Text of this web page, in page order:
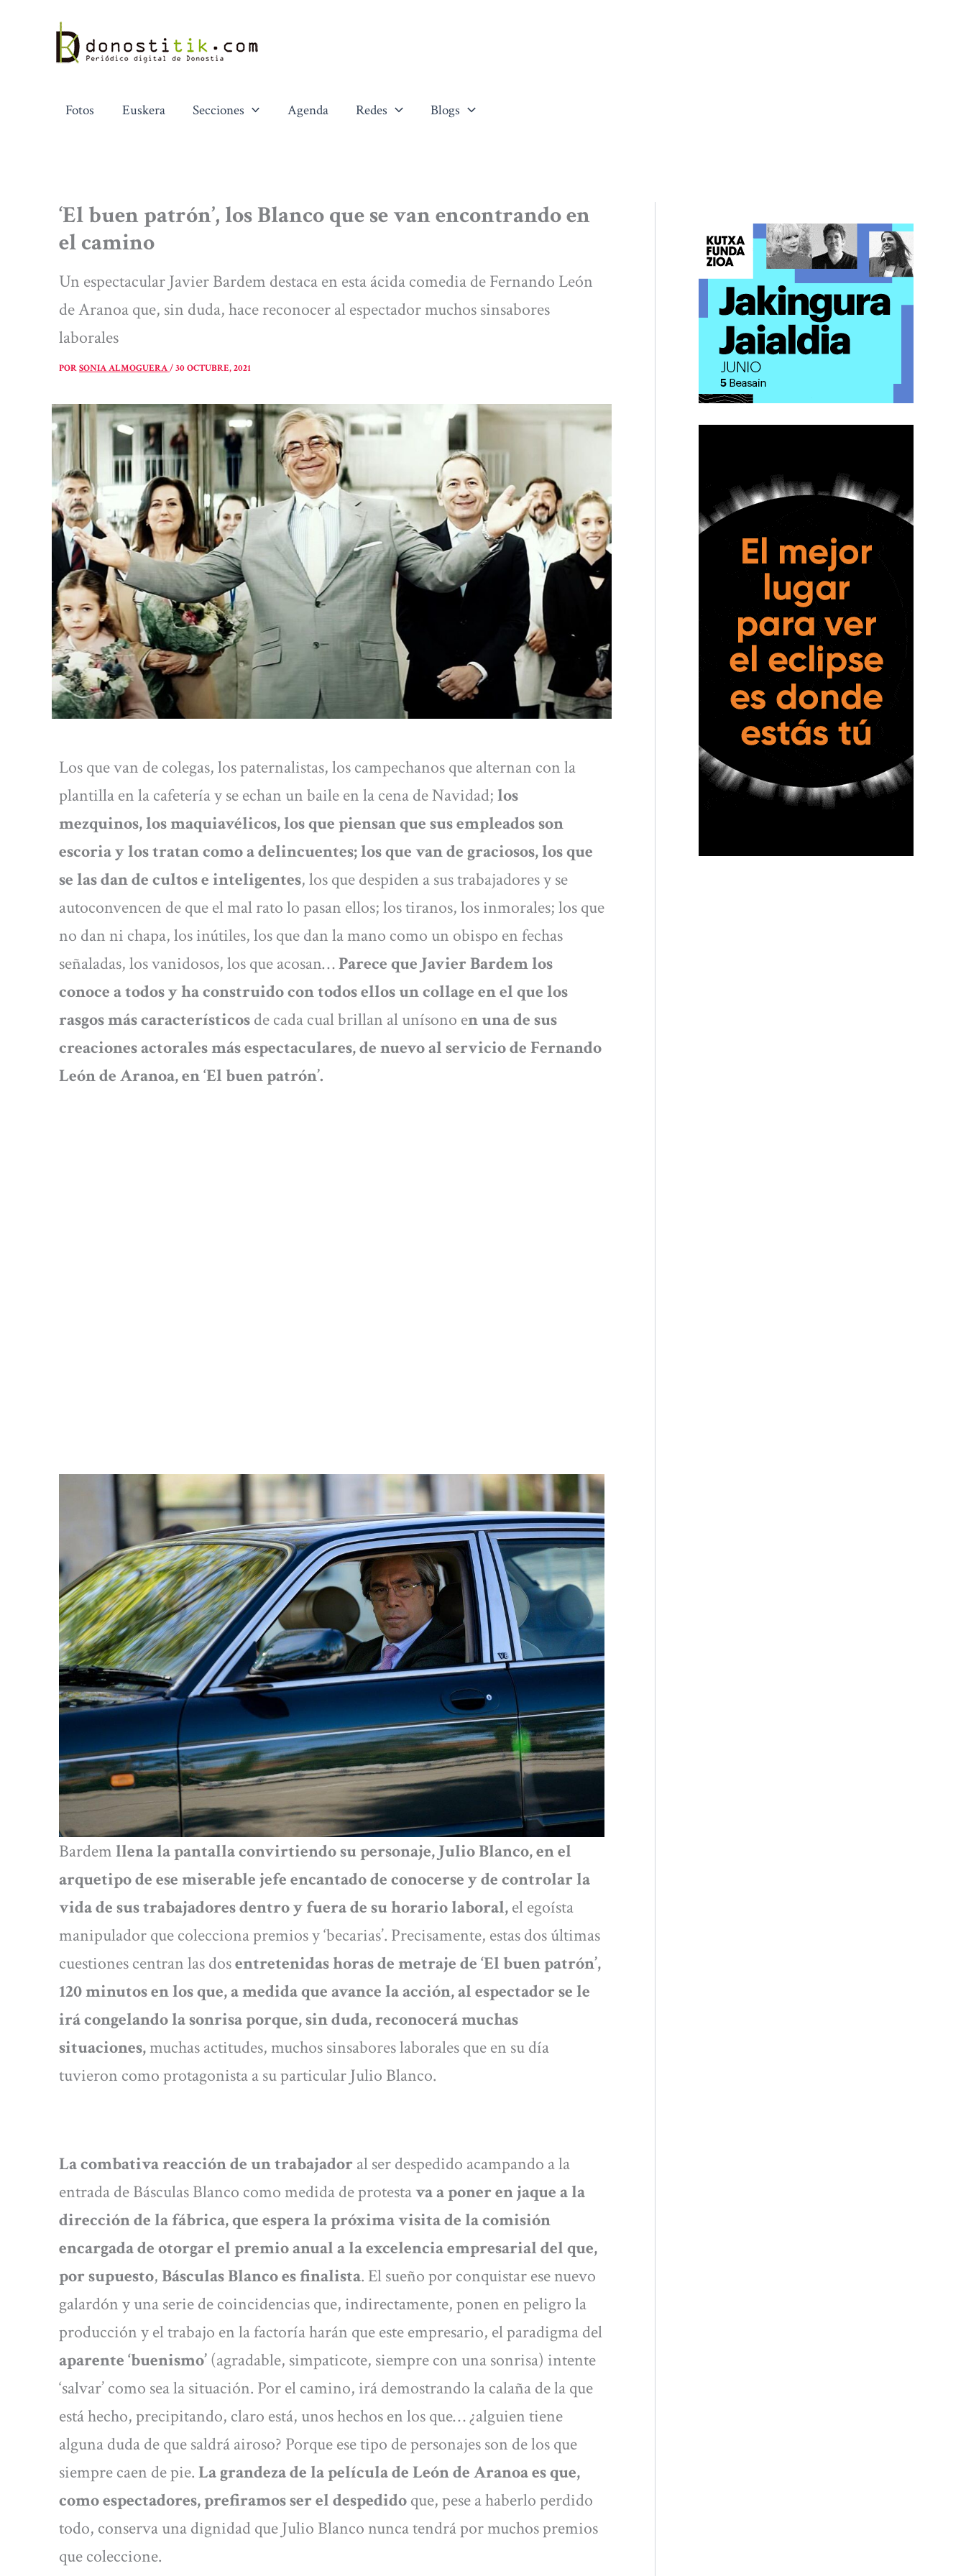
contenido
Fotos Euskera Secciones Agenda Redes Blogs
‘El buen patrón’, los Blanco que se van encontrando en
el camino
Un espectacular Javier Bardem destaca en esta ácida comedia de Fernando León
de Aranoa que, sin duda, hace reconocer al espectador muchos sinsabores
laborales
PORSONIA ALMOGUERA/30 OCTUBRE, 2021
Los que van de colegas, los paternalistas, los campechanos que alternan con la
plantilla en la cafetería y se echan un baile en la cena de Navidad;los
mezquinos, los maquiavélicos, los que piensan que sus empleados son
escoria y los tratan como a delincuentes; los que van de graciosos, los que
se las dan de cultos e inteligentes, los que despiden a sus trabajadores y se
autoconvencen de que el mal rato lo pasan ellos; los tiranos, los inmorales; los que
no dan ni chapa, los inútiles, los que dan la mano como un obispo en fechas
señaladas, los vanidosos, los que acosan…Parece que Javier Bardem los
conoce a todos y ha construido con todos ellos un collage en el que los
rasgos más característicosde cada cual brillan al unísono en una de sus
creaciones actorales más espectaculares, de nuevo al servicio de Fernando
León de Aranoa, en ‘El buen patrón’.
Bardemllena la pantalla convirtiendo su personaje, Julio Blanco, en el
arquetipo de ese miserable jefe encantado de conocerse y de controlar la
vida de sus trabajadores dentro y fuera de su horario laboral,el egoísta
manipulador que colecciona premios y ‘becarias’. Precisamente, estas dos últimas
cuestiones centran las dosentretenidas horas de metraje de ‘El buen patrón’,
120 minutos en los que, a medida que avance la acción, al espectador se le
irá congelando la sonrisa porque, sin duda, reconocerá muchas
situaciones,muchas actitudes, muchos sinsabores laborales que en su día
tuvieron como protagonista a su particular Julio Blanco.
La combativa reacción de un trabajador al ser despedido acampando a la
entrada de Básculas Blanco como medida de protestava a poner en jaque a la
dirección de la fábrica, que espera la próxima visita de la comisión
encargada de otorgar el premio anual a la excelencia empresarial del que,
por supuesto,Básculas Blanco es finalista. El sueño por conquistar ese nuevo
galardón y una serie de coincidencias que, indirectamente, ponen en peligro la
producción y el trabajo en la factoría harán que este empresario, el paradigma del
aparente ‘buenismo’(agradable, simpaticote, siempre con una sonrisa) intente
‘salvar’ como sea la situación. Por el camino, irá demostrando la calaña de la que
está hecho, precipitando, claro está, unos hechos en los que… ¿alguien tiene
alguna duda de que saldrá airoso? Porque ese tipo de personajes son de los que
siempre caen de pie.La grandeza de la película de León de Aranoa es que,
como espectadores, prefiramos ser el despedidoque, pese a haberlo perdido
todo, conserva una dignidad que Julio Blanco nunca tendrá por muchos premios
que coleccione.